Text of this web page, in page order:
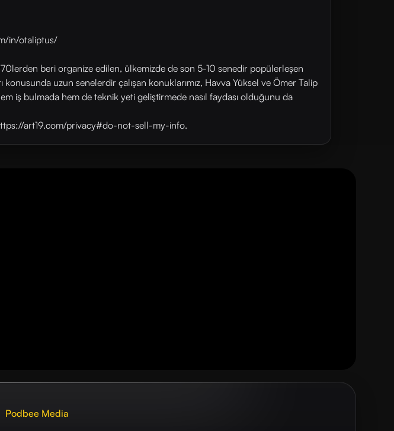
in/otaliptus/
beri organize edilen, ülkemizde de son 5-10 senedir popülerleşen
konusunda uzun senelerdir çalışan konuklarımız, Havva Yüksel ve Ömer Talip
iş bulmada hem de teknik yeti geliştirmede nasıl faydası olduğunu da
art19.com/privacy#do-not-sell-my-info.
Podbee Media